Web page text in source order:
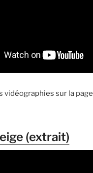
vidéographies sur la page
(extrait)